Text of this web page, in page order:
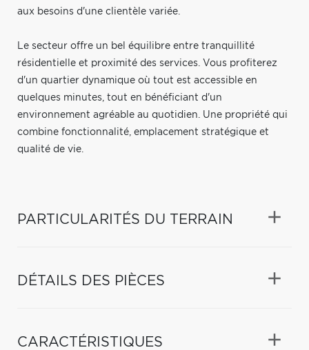
aux besoins d'une clientèle variée.
Le secteur offre un bel équilibre entre tranquillité
résidentielle et proximité des services. Vous profiterez
d'un quartier dynamique où tout est accessible en
quelques minutes, tout en bénéficiant d'un
environnement agréable au quotidien. Une propriété qui
combine fonctionnalité, emplacement stratégique et
qualité de vie.
PARTICULARITÉS DU TERRAIN
DÉTAILS DES PIÈCES
CARACTÉRISTIQUES